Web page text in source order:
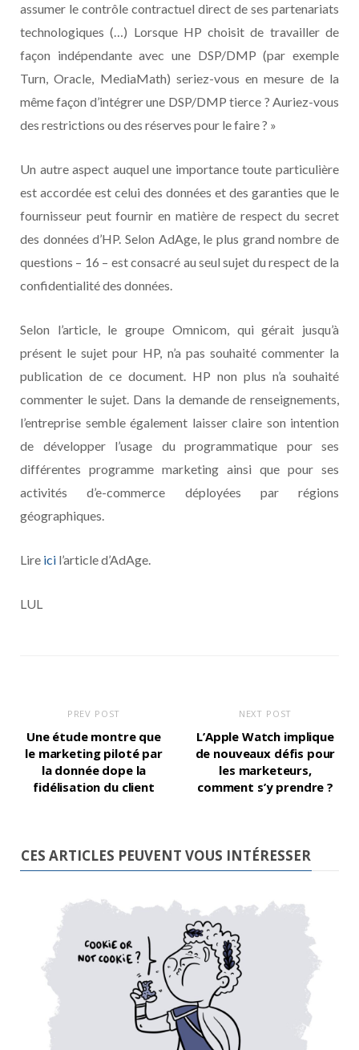
assumer le contrôle contractuel direct de ses partenariats
technologiques (…) Lorsque HP choisit de travailler de
façon indépendante avec une DSP/DMP (par exemple
Turn, Oracle, MediaMath) seriez-vous en mesure de la
même façon d’intégrer une DSP/DMP tierce ? Auriez-vous
des restrictions ou des réserves pour le faire ? »
Un autre aspect auquel une importance toute particulière
est accordée est celui des données et des garanties que le
fournisseur peut fournir en matière de respect du secret
des données d’HP. Selon AdAge, le plus grand nombre de
questions – 16 – est consacré au seul sujet du respect de la
confidentialité des données.
Selon l’article, le groupe Omnicom, qui gérait jusqu’à
présent le sujet pour HP, n’a pas souhaité commenter la
publication de ce document. HP non plus n’a souhaité
commenter le sujet. Dans la demande de renseignements,
l’entreprise semble également laisser claire son intention
de développer l’usage du programmatique pour ses
différentes programme marketing ainsi que pour ses
activités d’e-commerce déployées par régions
géographiques.
Lire ici l’article d’AdAge.
LUL
PREV POST
Une étude montre que
le marketing piloté par
la donnée dope la
fidélisation du client
NEXT POST
L’Apple Watch implique
de nouveaux défis pour
les marketeurs,
comment s’y prendre ?
CES ARTICLES PEUVENT VOUS INTÉRESSER